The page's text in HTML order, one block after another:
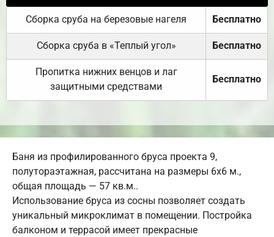
Сборка сруба на березовые нагеля Бесплатно
Сборка сруба в «Теплый угол» Бесплатно
Пропитка нижних венцов и лаг
защитными средствами
Бесплатно
Баня из профилированного бруса проекта 9,
полутораэтажная, рассчитана на размеры 6х6 м.,
общая площадь — 57 кв.м..
Использование бруса из сосны позволяет создать
уникальный микроклимат в помещении. Постройка
балконом и террасой имеет прекрасные